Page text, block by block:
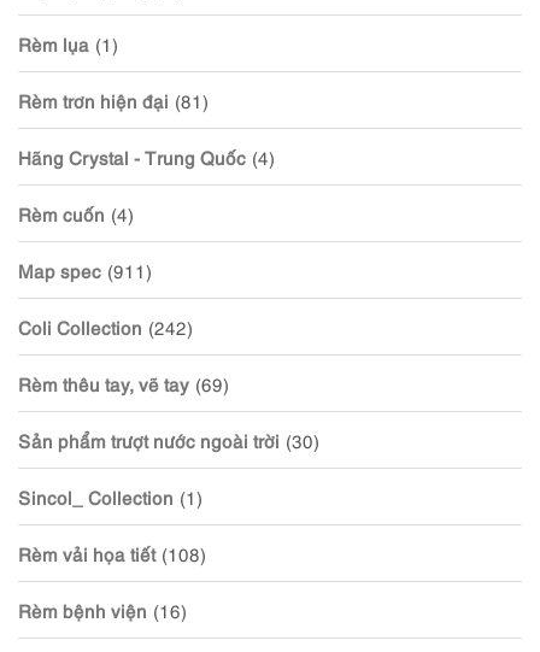
Rèm lụa (1)
Rèm trơn hiện đại (81)
Hãng Crystal - Trung Quốc (4)
Rèm cuốn (4)
Map spec (911)
Coli Collection (242)
Rèm thêu tay, vẽ tay (69)
Sản phẩm trượt nước ngoài trời (30)
Sincol_ Collection (1)
Rèm vải họa tiết (108)
Rèm bệnh viện (16)